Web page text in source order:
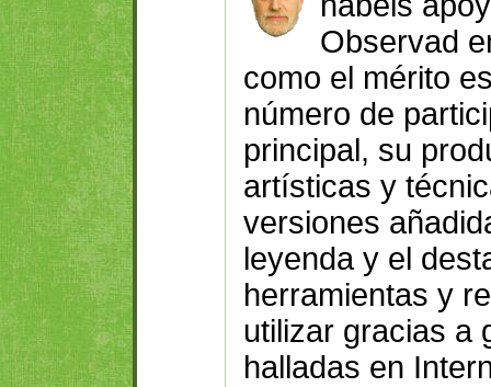
Observad
como el mérito
número de
principal, su
artísticas y
versiones
leyenda y el
herramientas y
utilizar gracias a
halladas en